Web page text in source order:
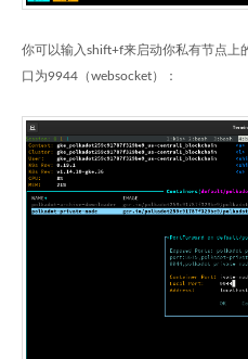
你可以输入shift+f来启动你私有节点上
口为9944（websocket）：